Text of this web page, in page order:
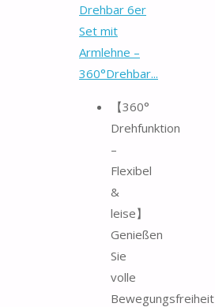
Drehbar 6er
Set mit
Armlehne –
360°Drehbar...
【360°
Drehfunktion
–
Flexibel
&
leise】
Genießen
Sie
volle
Bewegungsfreiheit